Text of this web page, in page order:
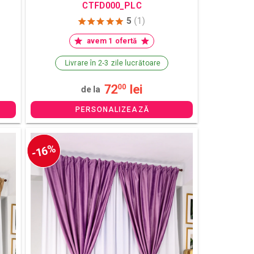
CTFD000_PLC
5 (1)
avem 1 ofertă
Livrare în 2-3 zile lucrătoare
de la 7200 lei
PERSONALIZEAZĂ
-16%